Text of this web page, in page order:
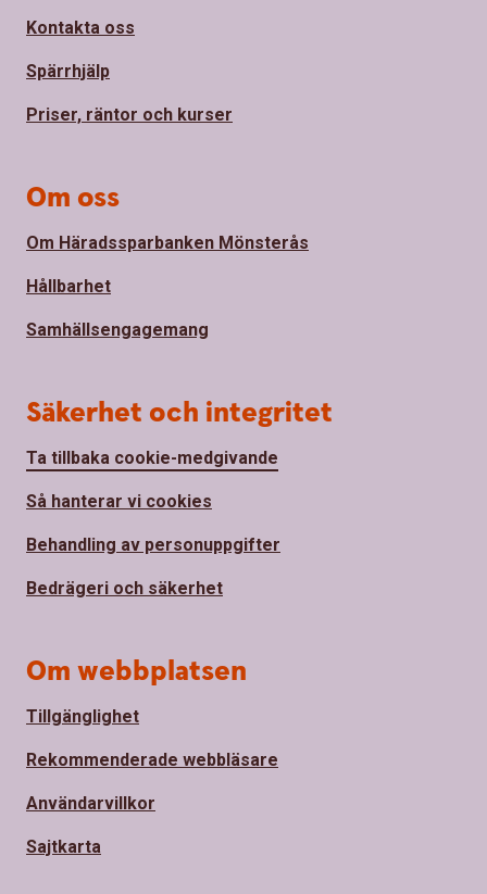
Kontakta oss
Spärrhjälp
Priser, räntor och kurser
Om oss
Om Häradssparbanken Mönsterås
Hållbarhet
Samhällsengagemang
Säkerhet och integritet
Ta tillbaka cookie-medgivande
Så hanterar vi cookies
Behandling av personuppgifter
Bedrägeri och säkerhet
Om webbplatsen
Tillgänglighet
Rekommenderade webbläsare
Användarvillkor
Sajtkarta